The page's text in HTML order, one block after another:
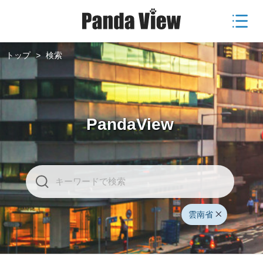
トップ > 検索
PandaView
雲南省